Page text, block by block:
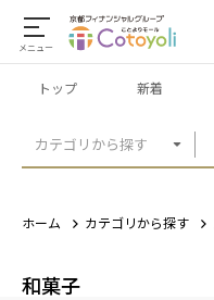
メニュー
カテゴリから探す
トップ 新着
ホーム カテゴリから探す
和菓子